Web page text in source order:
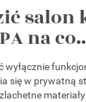
salon
na
wyłącznie
się w prywatną